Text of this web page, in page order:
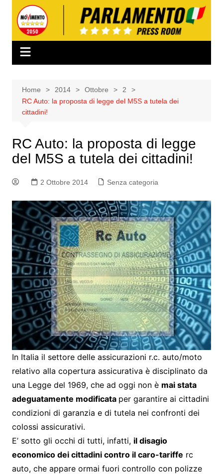
contenuto
Home 2014 Ottobre
2
RC Auto: la proposta di legge del M5S a tutela dei
cittadini!
RC Auto: la proposta di legge
del M5S a tutela dei cittadini!
2 Ottobre 2014 Senza categoria
In Italia il settore delle assicurazioni r.c. auto/moto
relativo alla copertura assicurativa è disciplinato da
una Legge del 1969, che ad oggi non è mai stata
adeguatamente modificata per garantire ai cittadini
condizioni di garanzia e di tutela nei confronti dei
colossi assicurativi.
E’ sotto gli occhi di tutti, infatti, il disagio
economico dei cittadini contro il caro-tariffe rc
auto, che appare ormai fuori controllo con polizze